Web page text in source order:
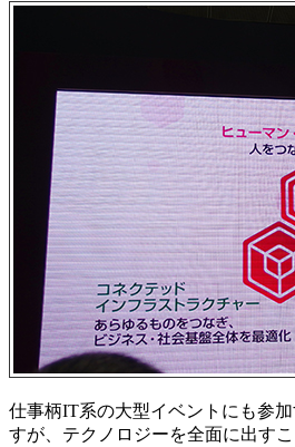
仕事柄IT系の大型イベントにも参
すが、テクノロジーを全面に出す